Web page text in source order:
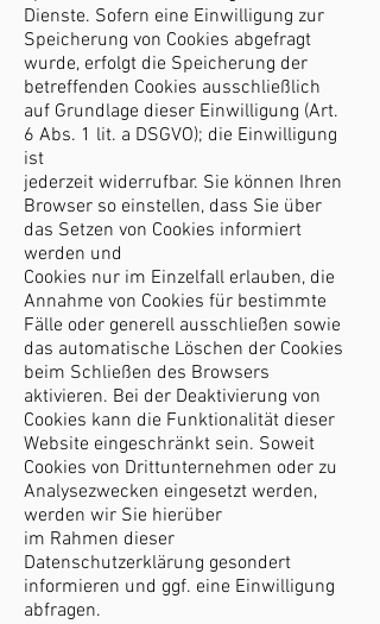
Dienste. Sofern eine Einwilligung zur
Speicherung von Cookies abgefragt
wurde, erfolgt die Speicherung der
betreffenden Cookies ausschließlich
auf Grundlage dieser Einwilligung (Art.
6 Abs. 1 lit. a DSGVO); die Einwilligung
ist
jederzeit widerrufbar. Sie können Ihren
Browser so einstellen, dass Sie über
das Setzen von Cookies informiert
werden und
Cookies nur im Einzelfall erlauben, die
Annahme von Cookies für bestimmte
Fälle oder generell ausschließen sowie
das automatische Löschen der Cookies
beim Schließen des Browsers
aktivieren. Bei der Deaktivierung von
Cookies kann die Funktionalität dieser
Website eingeschränkt sein. Soweit
Cookies von Drittunternehmen oder zu
Analysezwecken eingesetzt werden,
werden wir Sie hierüber
im Rahmen dieser
Datenschutzerklärung gesondert
informieren und ggf. eine Einwilligung
abfragen.